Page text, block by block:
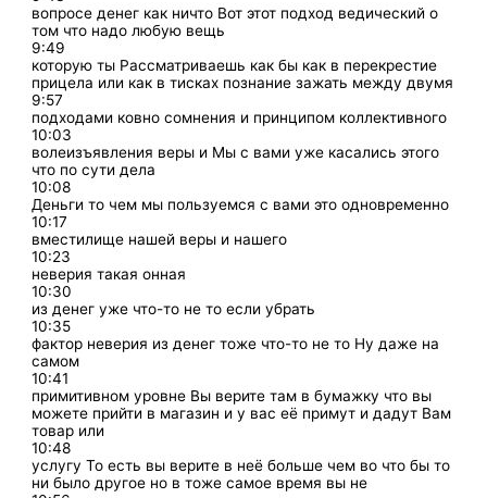
вопросе денег как ничто Вот этот подход ведический о
том что надо любую вещь
9:49
которую ты Рассматриваешь как бы как в перекрестие
прицела или как в тисках познание зажать между двумя
9:57
подходами ковно сомнения и принципом коллективного
10:03
волеизъявления веры и Мы с вами уже касались этого
что по сути дела
10:08
Деньги то чем мы пользуемся с вами это одновременно
10:17
вместилище нашей веры и нашего
10:23
неверия такая онная
10:30
из денег уже что-то не то если убрать
10:35
фактор неверия из денег тоже что-то не то Ну даже на
самом
10:41
примитивном уровне Вы верите там в бумажку что вы
можете прийти в магазин и у вас её примут и дадут Вам
товар или
10:48
услугу То есть вы верите в неё больше чем во что бы то
ни было другое но в тоже самое время вы не